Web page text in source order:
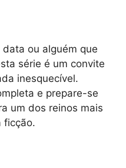
ou alguém que
série é um convite
inesquecível.
e prepare-se
um dos reinos mais
ficção.